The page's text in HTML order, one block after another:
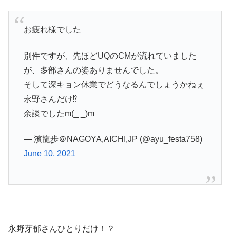
お疲れ様でした
別件ですが、先ほどUQのCMが流れていました
が、多部さんの姿ありませんでした。
そして深キョン休業でどうなるんでしょうかねぇ
永野さんだけ⁉️
余談でしたm(_ _)m
— 濱龍歩＠NAGOYA,AICHI,JP (@ayu_festa758)
June 10, 2021
永野芽郁さんひとりだけ！？